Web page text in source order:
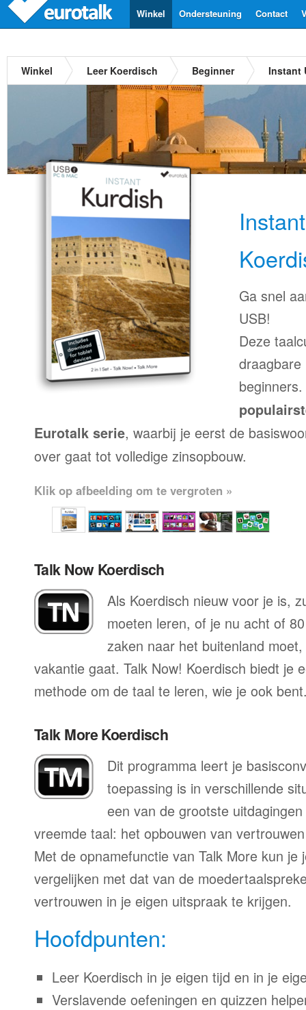
Contact
Ondersteuning
Winkel
Winkel Leer Koerdisch Beginner Instant
Ga snel
USB!
Deze
draagbare
Eurotalk serie, waarbij je eerst de
over gaat tot volledige zinsopbouw.
Klik op afbeelding om te vergroten »
Talk Now Koerdisch
Als Koerdisch nieuw voor je is,
moeten leren, of je nu acht of
zaken naar het buitenland
vakantie gaat. Talk Now! Koerdisch biedt je
methode om de taal te leren, wie je ook
Talk More Koerdisch
Dit programma leert je
toepassing is in verschillende
een van de grootste
vreemde taal: het opbouwen van
Met de opnamefunctie van Talk More kun je
vergelijken met dat van de
vertrouwen in je eigen uitspraak te krijgen.
Hoofdpunten:
Leer Koerdisch in je eigen tijd en in je
Verslavende oefeningen en quizzen